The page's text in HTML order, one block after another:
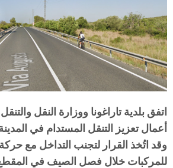
a
t
d
e
اتفق بلدية تاراغونا ووزارة النقل
أعمال تعزيز التنقل المستدام في
وقد اتُخذ القرار لتجنب التداخل مع حركة
للمركبات خلال فصل الصيف في المقطع